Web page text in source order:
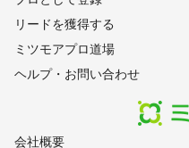
会社概要
リードを獲得する
ミツモアプロ道場
ヘルプ・お問い合わせ